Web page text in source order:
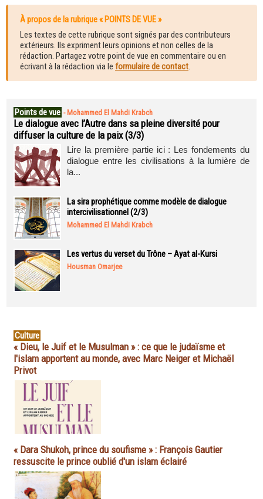
À propos de la rubrique « POINTS DE VUE »
Les textes de cette rubrique sont signés par des contributeurs
extérieurs. Ils expriment leurs opinions et non celles de la
rédaction. Partagez votre point de vue en commentaire ou en
écrivant à la rédaction via le formulaire de contact.
Points de vue - Mohammed El Mahdi Krabch
Le dialogue avec l’Autre dans sa pleine diversité pour
diffuser la culture de la paix (3/3)
Lire la première partie ici : Les fondements du
dialogue entre les civilisations à la lumière de
la...
La sira prophétique comme modèle de dialogue
intercivilisationnel (2/3)
Mohammed El Mahdi Krabch
Les vertus du verset du Trône – Ayat al-Kursi
Housman Omarjee
Culture
« Dieu, le Juif et le Musulman » : ce que le judaïsme et
l'islam apportent au monde, avec Marc Neiger et Michaël
Privot
« Dara Shukoh, prince du soufisme » : François Gautier
ressuscite le prince oublié d'un islam éclairé